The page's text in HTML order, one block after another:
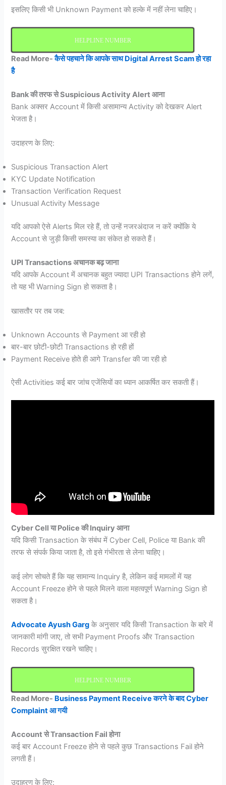
इसलिए किसी भी Unknown Payment को हल्के में नहीं लेना चाहिए।
HELPLINE NUMBER
Read More-कैसे पहचाने कि आपके साथ Digital Arrest Scam हो रहा
है
Bank की तरफ से Suspicious Activity Alert आना
Bank अक्सर Account में किसी असामान्य Activity को देखकर Alert
भेजता है।
उदाहरण के लिए:
Suspicious Transaction Alert
KYC Update Notification
Transaction Verification Request
Unusual Activity Message
यदि आपको ऐसे Alerts मिल रहे हैं, तो उन्हें नजरअंदाज न करें क्योंकि ये
Account से जुड़ी किसी समस्या का संकेत हो सकते हैं।
UPI Transactions अचानक बढ़ जाना
यदि आपके Account में अचानक बहुत ज्यादा UPI Transactions होने लगें,
तो यह भी Warning Sign हो सकता है।
खासतौर पर तब जब:
Unknown Accounts से Payment आ रही हो
बार-बार छोटी-छोटी Transactions हो रही हों
Payment Receive होते ही आगे Transfer की जा रही हो
ऐसी Activities कई बार जांच एजेंसियों का ध्यान आकर्षित कर सकती हैं।
Cyber Cell या Police की Inquiry आना
यदि किसी Transaction के संबंध में Cyber Cell, Police या Bank की
तरफ से संपर्क किया जाता है, तो इसे गंभीरता से लेना चाहिए।
कई लोग सोचते हैं कि यह सामान्य Inquiry है, लेकिन कई मामलों में यह
Account Freeze होने से पहले मिलने वाला महत्वपूर्ण Warning Sign हो
सकता है।
Advocate Ayush Garg के अनुसार यदि किसी Transaction के बारे में
जानकारी मांगी जाए, तो सभी Payment Proofs और Transaction
Records सुरक्षित रखने चाहिए।
HELPLINE NUMBER
Read More- Business Payment Receive करने के बाद Cyber
Complaint आ गयी
Account से Transaction Fail होना
कई बार Account Freeze होने से पहले कुछ Transactions Fail होने
लगती हैं।
उदाहरण के लिए: